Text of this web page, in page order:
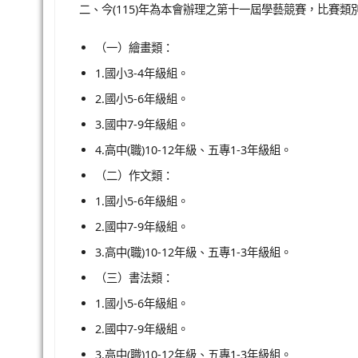
二、今(115)年為本會辦理之第十一屆學藝競賽，比賽類
（一）繪畫類：
1.國小3-4年級組。
2.國小5-6年級組。
3.國中7-9年級組。
4.高中(職)10-12年級、五專1-3年級組。
（二）作文類：
1.國小5-6年級組。
2.國中7-9年級組。
3.高中(職)10-12年級、五專1-3年級組。
（三）書法類：
1.國小5-6年級組。
2.國中7-9年級組。
3.高中(職)10-12年級、五專1-3年級組。